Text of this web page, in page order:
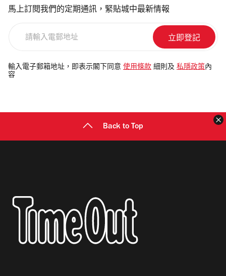
馬上訂閱我們的定期通訊，緊貼城中最新情報
電
郵
輸入電子郵箱地址，即表示閣下同意 使用條款 細則及 私隱政策 內
容
Back to Top